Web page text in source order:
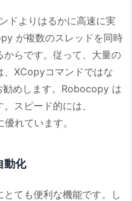
ドよりはるかに高速に実
が複数のスレッドを同時
らです。従って、大量の
、XCopyコマンドではな
めします。Robocopy は
スピード的には、
れています。
動化
ても便利な機能です。し